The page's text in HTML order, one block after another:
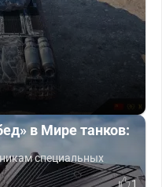
в Мире танков:
специальных
1